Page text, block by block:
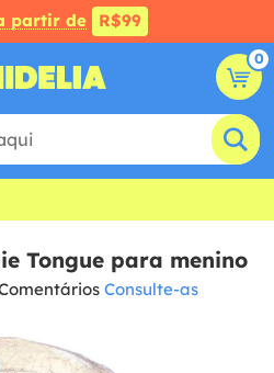
partir de R$99
0
Tongue para menino
Consulte-as